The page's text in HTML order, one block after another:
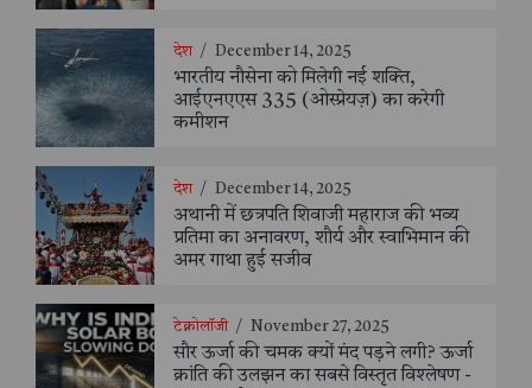
देश / December 14, 2025
भारतीय नौसेना को मिलेगी नई शक्ति,
आईएनएएस 335 (ओस्प्रेयज़) का करेगी
कमीशन
देश / December 14, 2025
अथानी में छत्रपति शिवाजी महाराज की भव्य
प्रतिमा का अनावरण, शौर्य और स्वाभिमान की
अमर गाथा हुई सजीव
टेक्नोलॉजी / November 27, 2025
सौर ऊर्जा की चमक क्यों मंद पड़ने लगी? ऊर्जा
क्रांति की उलझन का सबसे विस्तृत विश्लेषण -